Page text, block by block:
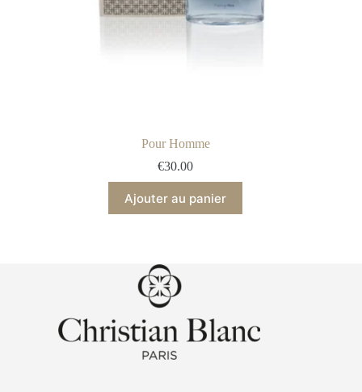
Pour Homme
€30.00
Ajouter au panier